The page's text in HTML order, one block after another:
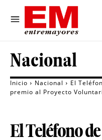
Nacional
Inicio Nacional
El
premio al Proyecto
El Teléfono